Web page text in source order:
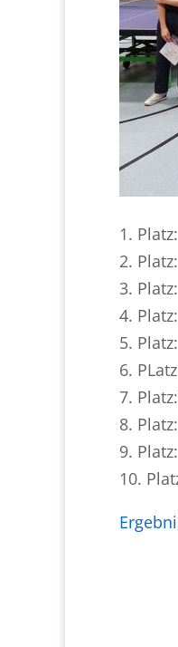
1.
2.
3.
4.
5.
6.
7.
8.
9.
10.